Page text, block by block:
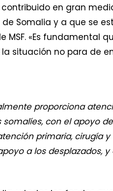
en gran
Somalia y a que se
«Es fundamental
situación no para de
proporciona
con el apoyo
primaria, cirugía
a los desplazados,